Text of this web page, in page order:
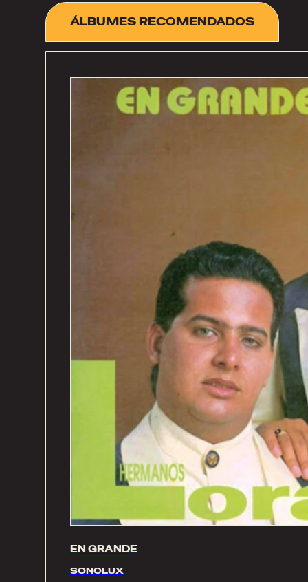
ÁLBUMES RECOMENDADOS
EN GRANDE
SONOLUX